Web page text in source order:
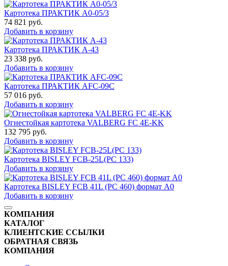
Картотека ПРАКТИК А0-05/3
74 821 руб.
Добавить в корзину
Картотека ПРАКТИК А-43
23 338 руб.
Добавить в корзину
Картотека ПРАКТИК AFC-09C
57 016 руб.
Добавить в корзину
Огнестойкая картотека VALBERG FC 4E-KK
132 795 руб.
Добавить в корзину
Картотека BISLEY FCB-25L(PC 133)
Добавить в корзину
Картотека BISLEY FCB 41L (PC 460) формат А0
Добавить в корзину
КОМПАНИЯ
КАТАЛОГ
КЛИЕНТСКИЕ ССЫЛКИ
ОБРАТНАЯ СВЯЗЬ
КОМПАНИЯ